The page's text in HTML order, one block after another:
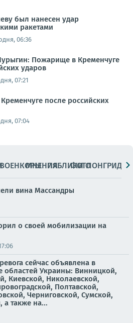
был нанесен удар
ракетами
06:36
Пожарище в Кременчуге
ударов
07:21
после российских
07:04
ВОЕНКОРЫМНЕНИЯПАБЛИКИ
ФОТОЛОНГРИДЫ
вина Массандры
о своей мобилизации на
сейчас объявлена в
областей Украины: Винницкой,
Киевской, Николаевской,
Полтавской,
Черниговской, Сумской,
а также на...